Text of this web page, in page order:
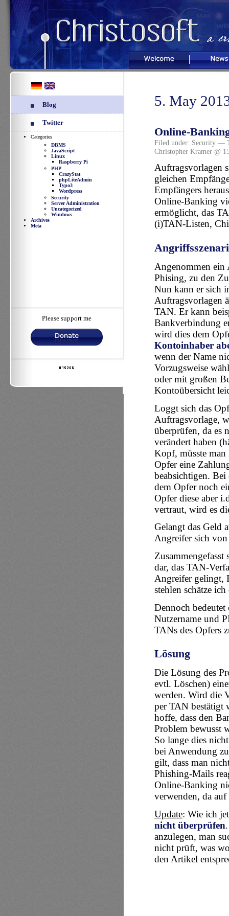
Welcome News
Blog
Twitter
Categories
DBMS
JavaScript
Linux
Raspberry Pi
PHP
CrazyStat
phpLiteAdmin
Typo3
Wordpress
Security
Server Administration
Uncategorized
Windows
Archives
Meta
Please support me
5. May
Online-
Filed under: Security—
Christopher Kramer @
Auftragsvorlagen
gleichen
Empfängers
Online-Banking
ermöglicht, das
(i)TAN-Listen,
Angenommen ein
Phising, zu den
Nun kann er sich
Auftragsvorlagen
TAN. Er kann
Bankverbindung
wird dies dem
Kontoinhaber
wenn der Name
Vorzugsweise
oder mit großen
Kontoübersicht
Loggt sich das
Auftragsvorlage,
überprüfen, da es
verändert haben
Kopf, müsste man
Opfer eine
beabsichtigen.
dem Opfer noch
Opfer diese aber
vertraut, wird es
Gelangt das Geld
Angreifer sich von
dar, das TAN-
Angreifer gelingt,
stehlen schätze
Dennoch
Nutzername und
TANs des Opfers
Lösung
Die Lösung des
evtl. Löschen)
werden. Wird die
per TAN bestätigt
hoffe, dass den
Problem bewusst
So lange dies
bei Anwendung
gilt, dass man
Phishing-Mails
Online-Banking
verwenden, da
Update: Wie ich
nicht überprüfen
anzulegen, man
nicht prüft, was
den Artikel